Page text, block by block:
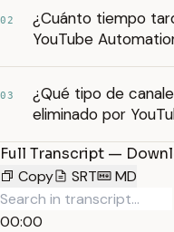
02
¿Cuánto tiempo
YouTube
03
¿Qué tipo de
eliminado por
Full Transcript —
Copy
SRT MD
00:00